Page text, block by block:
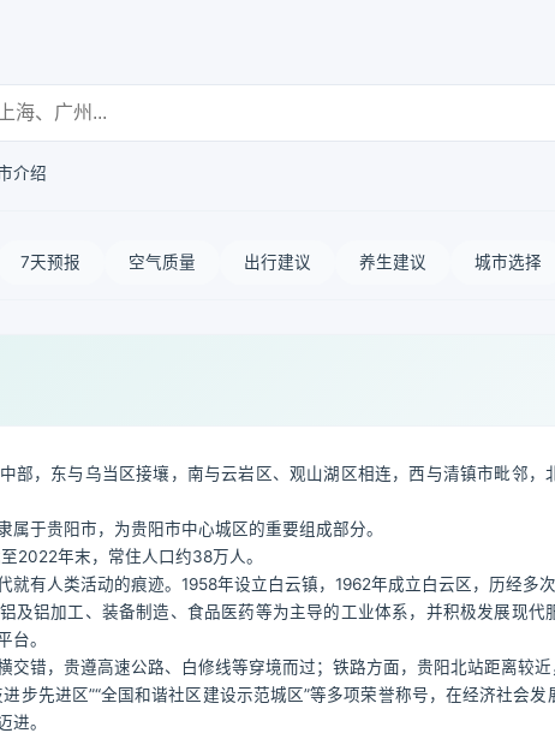
介绍
7天预报 空气质量 出行建议 养生建议 城市选择
部，东与乌当区接壤，南与云岩区、观山湖区相连，西与清镇市毗邻，
属于贵阳市，为贵阳市中心城区的重要组成部分。
2022年末，常住人口约38万人。
就有人类活动的痕迹。1958年设立白云镇，1962年成立白云区，历经多
及铝加工、装备制造、食品医药等为主导的工业体系，并积极发展现代
台。
交错，贵遵高速公路、白修线等穿境而过；铁路方面，贵阳北站距离较近
步先进区”“全国和谐社区建设示范城区”等多项荣誉称号，在经济社会
进。